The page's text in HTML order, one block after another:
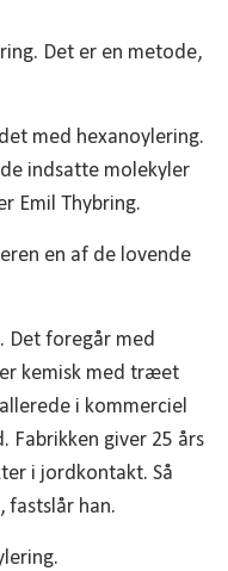
Det er en metode,
med hexanoylering.
indsatte molekyler
Emil Thybring.
en af de lovende
Det foregår med
kemisk med træet
i kommerciel
Fabrikken giver 25 års
i jordkontakt. Så
fastslår han.